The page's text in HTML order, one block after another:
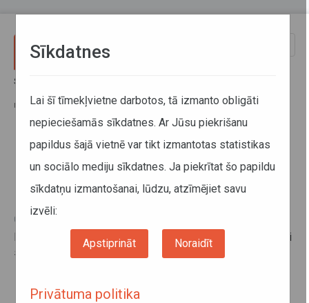
Sākums
nolīgums
Latvijas Republikas valdības un
Baltkrievijas Republikas valdības
nolīgums
04. novembris 2015
Divpusējo nolīgumu par automobiļu starptautisko satiksmi
skatīt
Sīkdatnes
Lai šī tīmekļvietne darbotos, tā izmanto obligāti
nepieciešamās sīkdatnes. Ar Jūsu piekrišanu
papildus šajā vietnē var tikt izmantotas statistikas
un sociālo mediju sīkdatnes. Ja piekrītat šo papildu
sīkdatņu izmantošanai, lūdzu, atzīmējiet savu
izvēli:
Apstiprināt Noraidīt
Privātuma politika